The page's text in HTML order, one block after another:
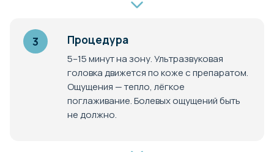
3 Процедура
5–15 минут на зону. Ультразвуковая
головка движется по коже с препаратом.
Ощущения — тепло, лёгкое
поглаживание. Болевых ощущений быть
не должно.